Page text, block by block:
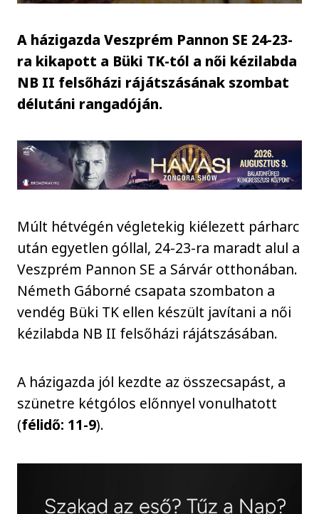
A házigazda Veszprém Pannon SE 24-23-
ra kikapott a Büki TK-tól a női kézilabda
NB II felsőházi rájátszásának szombat
délutáni rangadóján.
Múlt hétvégén végletekig kiélezett párharc
után egyetlen góllal, 24-23-ra maradt alul a
Veszprém Pannon SE a Sárvár otthonában.
Németh Gáborné csapata szombaton a
vendég Büki TK ellen készült javítani a női
kézilabda NB II felsőházi rájátszásában.
A házigazda jól kezdte az összecsapást, a
szünetre kétgólos előnnyel vonulhatott
(félidő: 11-9).